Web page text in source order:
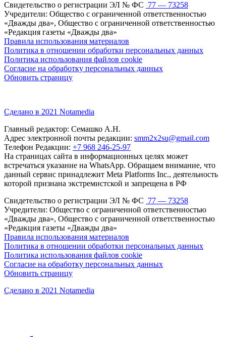
Свидетельство о регистрации ЭЛ № ФС 77 — 73258
Учредители: Общество с ограниченной ответственностью
«Дважды два», Общество с ограниченной ответственностью
«Редакция газеты «Дважды два»
Правила использования материалов
Политика в отношении обработки персональных данных
Политика использования файлов cookie
Согласие на обработку персональных данных
Обновить страницу
Сделано в 2021 Notamedia
Главный редактор: Семашко А.Н.
Адрес электронной почты редакции: smm2x2su@gmail.com
Телефон Редакции: +7 968 246-25-97
На страницах сайта в информационных целях может
встречаться указание на WhatsApp. Обращаем внимание, что
данный сервис принадлежит Meta Platforms Inc., деятельность
которой признана экстремистской и запрещена в РФ
Свидетельство о регистрации ЭЛ № ФС 77 — 73258
Учредители: Общество с ограниченной ответственностью
«Дважды два», Общество с ограниченной ответственностью
«Редакция газеты «Дважды два»
Правила использования материалов
Политика в отношении обработки персональных данных
Политика использования файлов cookie
Согласие на обработку персональных данных
Обновить страницу
Сделано в 2021 Notamedia